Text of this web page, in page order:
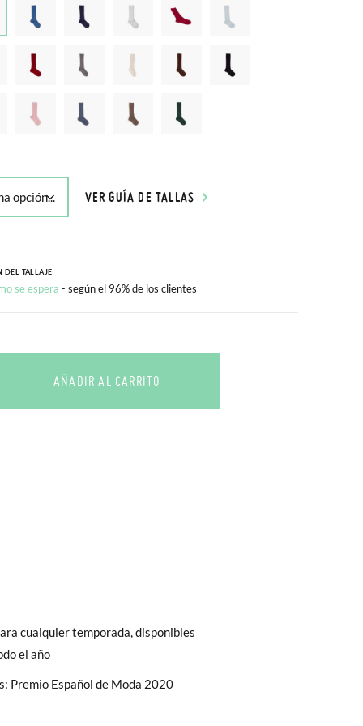
VER GUÍA DE TALLAS
DEL TALLAJE
se espera - según el 96% de los clientes
AÑADIR AL CARRITO
cualquier temporada, disponibles
el año
Premio Español de Moda 2020
son GRATIS y puedes realizarlos
acelerar el envío, puedes por muy
10
8-10A 10-12A 12-14A